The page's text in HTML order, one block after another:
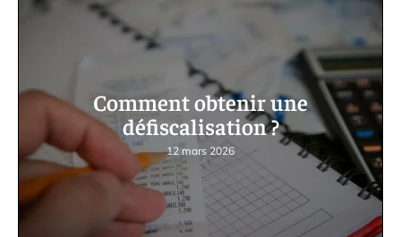
Comment obtenir une
défiscalisation ?
12 mars 2026